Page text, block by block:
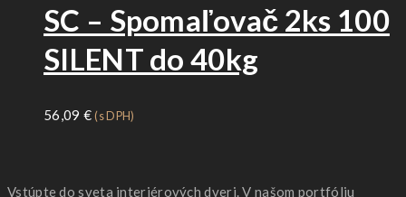
SC – Spomaľovač 2ks 100
SILENT do 40kg
56,09 € (s DPH)
Vstúpte do sveta interiérových dveri. V našom portfóliu